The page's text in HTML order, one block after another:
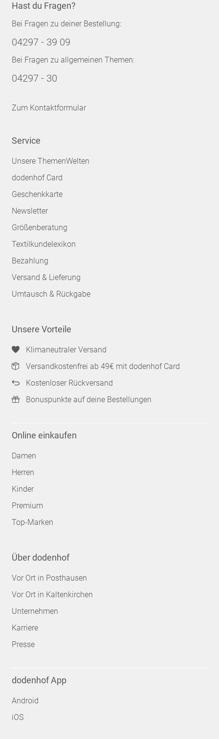
Hast du Fragen?
Bei Fragen zu deiner Bestellung:
04297 - 39 09
Bei Fragen zu allgemeinen Themen:
04297 - 30
Zum Kontaktformular
Service
Unsere ThemenWelten
dodenhof Card
Geschenkkarte
Newsletter
Größenberatung
Textilkundelexikon
Bezahlung
Versand & Lieferung
Umtausch & Rückgabe
Unsere Vorteile
Klimaneutraler Versand
Versandkostenfrei ab 49€ mit dodenhof Card
Kostenloser Rückversand
Bonuspunkte auf deine Bestellungen
Online einkaufen
Damen
Herren
Kinder
Premium
Top-Marken
Über dodenhof
Vor Ort in Posthausen
Vor Ort in Kaltenkirchen
Unternehmen
Karriere
Presse
dodenhof App
Android
iOS